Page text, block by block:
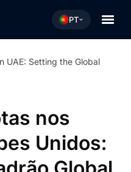
PT
UAE: Setting the Global
nos
Unidos: